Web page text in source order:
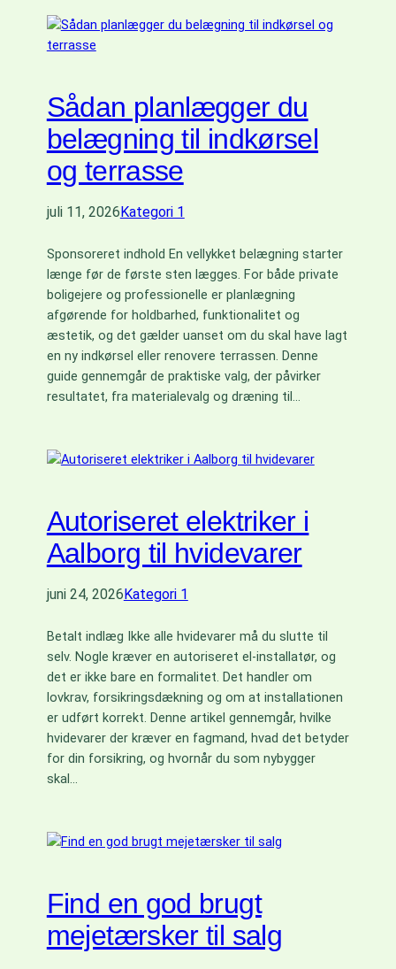
Sådan planlægger du
belægning til indkørsel
og terrasse
juli 11, 2026Kategori 1
Sponsoreret indhold En vellykket belægning starter
længe før de første sten lægges. For både private
boligejere og professionelle er planlægning
afgørende for holdbarhed, funktionalitet og
æstetik, og det gælder uanset om du skal have lagt
en ny indkørsel eller renovere terrassen. Denne
guide gennemgår de praktiske valg, der påvirker
resultatet, fra materialevalg og dræning til…
Autoriseret elektriker i
Aalborg til hvidevarer
juni 24, 2026Kategori 1
Betalt indlæg Ikke alle hvidevarer må du slutte til
selv. Nogle kræver en autoriseret el-installatør, og
det er ikke bare en formalitet. Det handler om
lovkrav, forsikringsdækning og om at installationen
er udført korrekt. Denne artikel gennemgår, hvilke
hvidevarer der kræver en fagmand, hvad det betyder
for din forsikring, og hvornår du som nybygger
skal…
Find en god brugt
mejetærsker til salg